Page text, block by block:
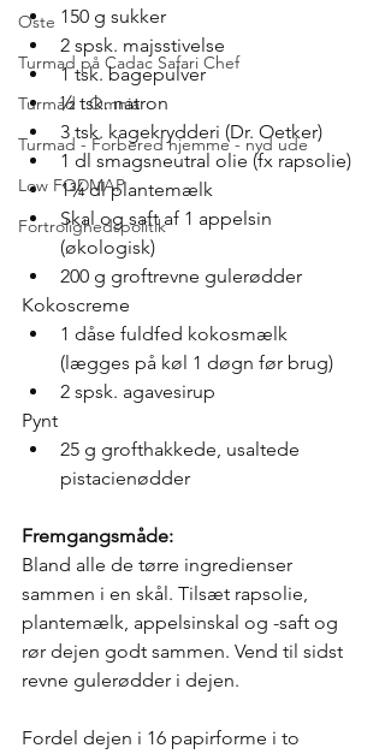
Oste
Turmad på Cadac Safari Chef
Turmad i Omnia
Turmad - Forbered hjemme - nyd ude
Low FODMAP
Fortrolighedspolitik
150 g sukker
2 spsk. majsstivelse
1 tsk. bagepulver
½ tsk. natron
3 tsk. kagekrydderi (Dr. Oetker)
1 dl smagsneutral olie (fx rapsolie)
1¾ dl plantemælk
Skal og saft af 1 appelsin
(økologisk)
200 g groftrevne gulerødder
Kokoscreme
1 dåse fuldfed kokosmælk
(lægges på køl 1 døgn før brug)
2 spsk. agavesirup
Pynt
25 g grofthakkede, usaltede
pistacienødder
Fremgangsmåde:
Bland alle de tørre ingredienser
sammen i en skål. Tilsæt rapsolie,
plantemælk, appelsinskal og -saft og
rør dejen godt sammen. Vend til sidst
revne gulerødder i dejen.
Fordel dejen i 16 papirforme i to